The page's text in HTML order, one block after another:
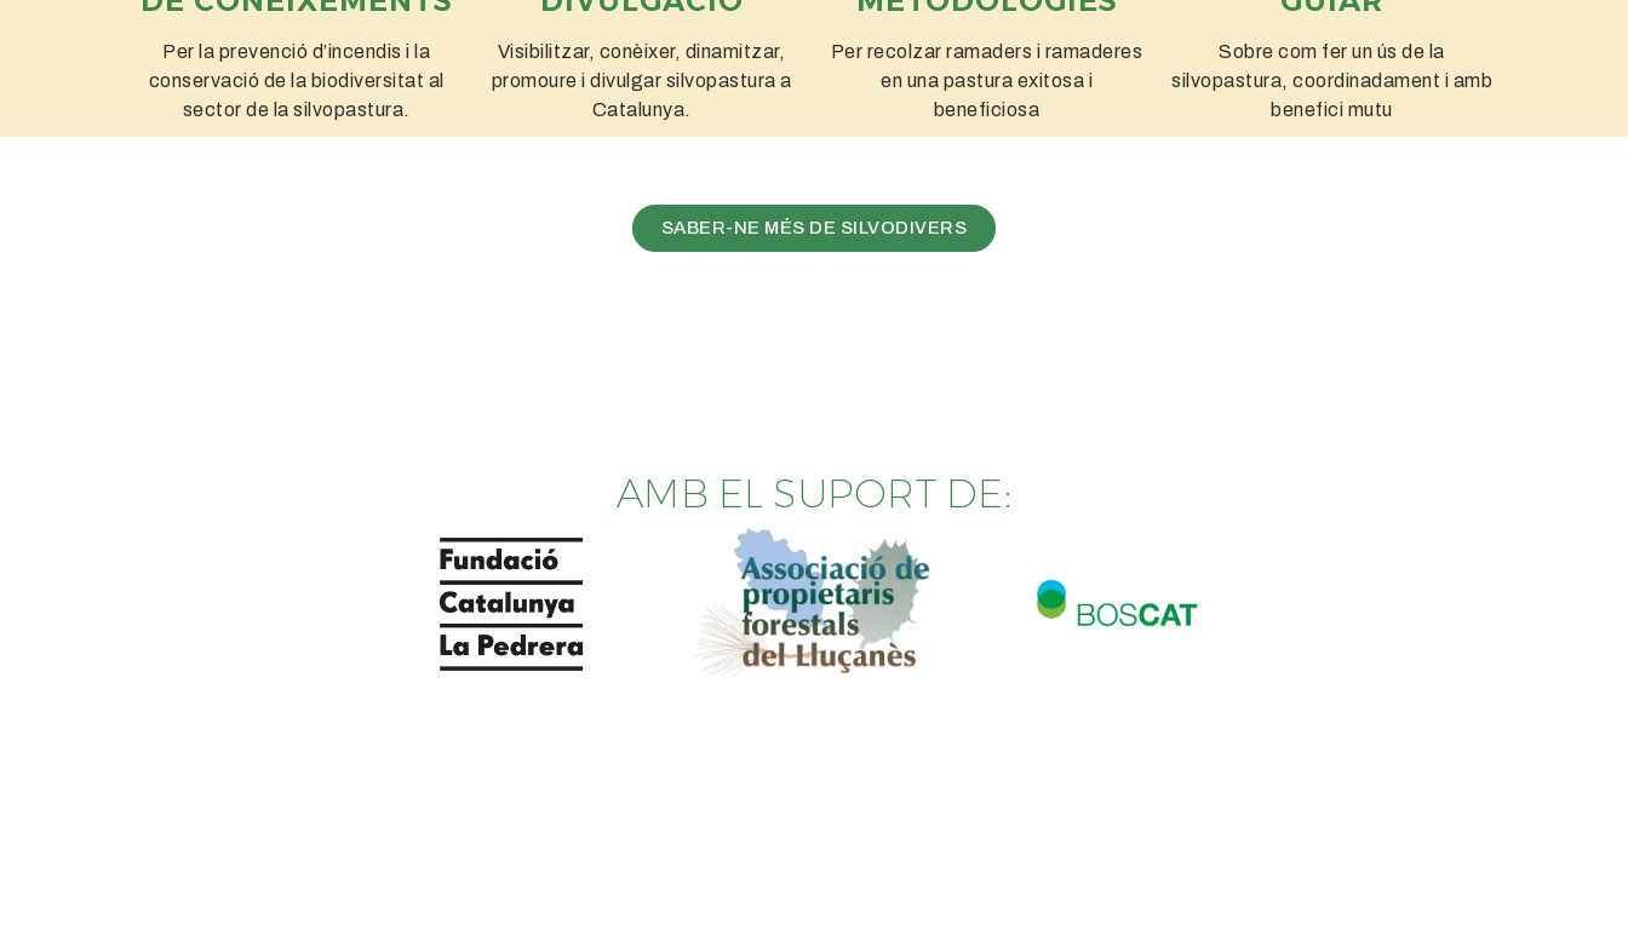
Per la prevenció d’incendis i la
conservació de la biodiversitat al
sector de la silvopastura.
Visibilitzar, conèixer, dinamitzar,
promoure i divulgar silvopastura a
Catalunya.
Per recolzar ramaders i ramaderes
en una pastura exitosa i
beneficiosa
Sobre com fer un ús de la
silvopastura, coordinadament i amb
benefici mutu
SABER-NE MÉS DE SILVODIVERS
AMB EL SUPORT DE: